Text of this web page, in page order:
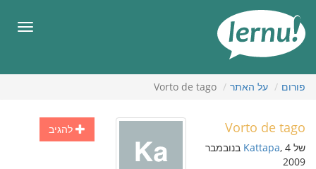
העניינים
פורום על האתר Vorto de tago
להגיב Vorto de tago
של Kattapa , 4 בנובמבר
2009